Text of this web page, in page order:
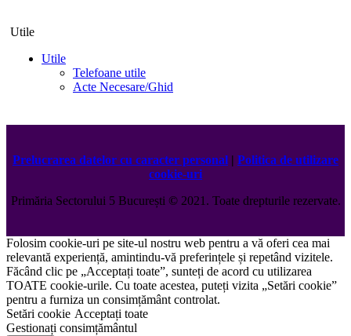
Utile
Utile
Telefoane utile
Acte Necesare/Ghid
Prelucrarea datelor cu caracter personal | Politica de utilizare
cookie-uri
Primăria Sectorului 5 București ©️2021. Toate drepturile rezervate.
Folosim cookie-uri pe site-ul nostru web pentru a vă oferi cea mai
relevantă experiență, amintindu-vă preferințele și repetând vizitele.
Făcând clic pe „Acceptați toate”, sunteți de acord cu utilizarea
TOATE cookie-urile. Cu toate acestea, puteți vizita „Setări cookie”
pentru a furniza un consimțământ controlat.
Setări cookie Acceptați toate
Gestionați consimțământul